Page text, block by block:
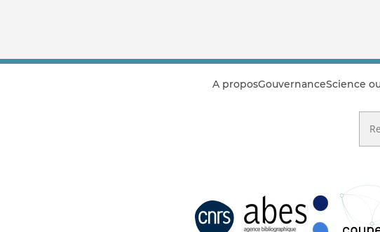
A proposGouvernanceScience